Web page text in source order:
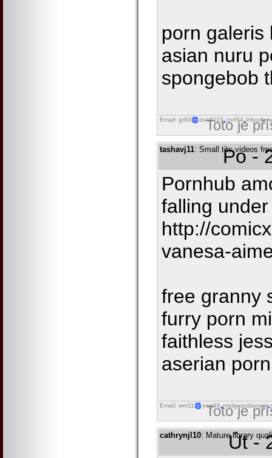
porn galeris
asian nuru
spongebob
Email: gr69 dvn8110 cprt54
Toto je
tashavj11: Small tits videos
Po -
Pornhub
falling
http://
vanesa-
free granny
furry porn
faithless
aserian porn
Email: wm11 eog38 mailguardianpro
Toto je
cathrynjl10: Mature library
Út -